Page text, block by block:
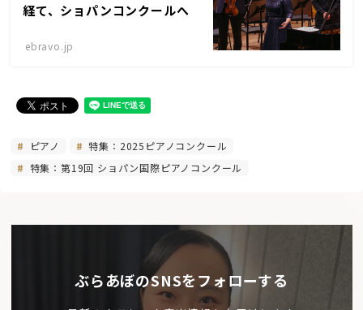
経て、ショパンコンクールへ
ebravo.jp
ピアノ
特集：2025ピアノコンクール
特集：第19回 ショパン国際ピアノコンクール
ぶらあぼのSNSをフォローする